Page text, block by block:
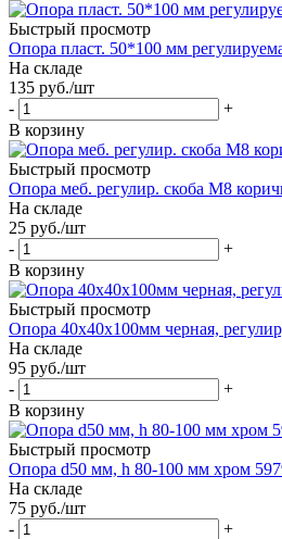
Быстрый просмотр
Опора пласт. 50*100 мм
На складе
135 руб./шт
-
+
В корзину
Быстрый просмотр
Опора меб. регулир. скоба М8
На складе
25 руб./шт
-
+
В корзину
Быстрый просмотр
Опора 40х40х100мм черная,
На складе
95 руб./шт
-
+
В корзину
Быстрый просмотр
Опора d50 мм, h 80-100 мм хром
На складе
75 руб./шт
-
+